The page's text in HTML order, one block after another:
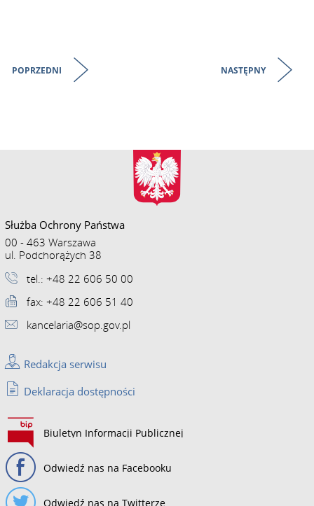
POPRZEDNI NASTĘPNY
Służba Ochrony Państwa
00 - 463 Warszawa
ul. Podchorążych 38
tel.: +48 22 606 50 00
fax: +48 22 606 51 40
kancelaria@sop.gov.pl
Redakcja serwisu
Deklaracja dostępności
Biuletyn Informacji Publicznej
Odwiedź nas na Facebooku
Odwiedź nas na Twitterze